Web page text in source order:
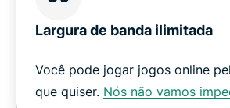
Largura de banda ilimitada
Você pode jogar jogos online
que quiser. Nós não vamos